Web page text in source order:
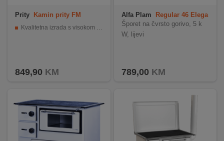
Prity Kamin prity FM
Kvalitetna izrada s visokom iskoristivošću
849,90 KM
Alfa Plam
Regular 46 Elega
nt 2 L
Šporet na čvrsto gorivo, 5 k
W, lijevi
789,00 KM